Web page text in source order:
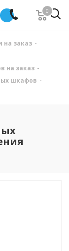
0
на заказ -
на заказ -
шкафов -